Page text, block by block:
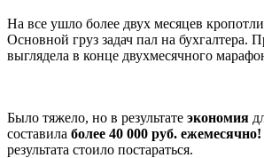
На все ушло более двух месяцев
Основной груз задач пал на бухгалтера.
выглядела в конце двухмесячного
Было тяжело, но в результате экономия
составила более 40 000 руб. ежемесячно!
результата стоило постараться.